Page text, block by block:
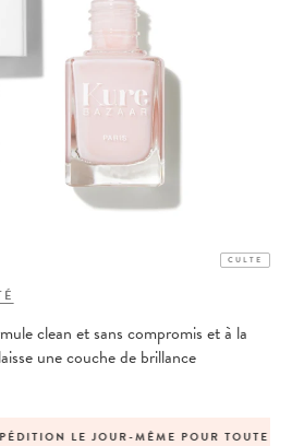
CULTE
clean et sans compromis et à la
une couche de brillance
MÊME POUR TOUTE COMMANDE